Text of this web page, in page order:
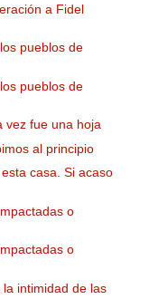
a Fidel
pueblos de
pueblos de
vez fue una hoja
al principio
casa. Si acaso
o
o
intimidad de las